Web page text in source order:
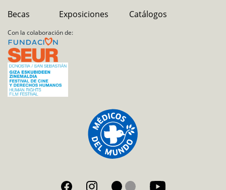
Becas
Exposiciones
Catálogos
Con la colaboración de: